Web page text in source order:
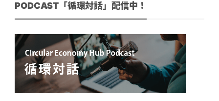
PODCAST「循環対話」配信中！